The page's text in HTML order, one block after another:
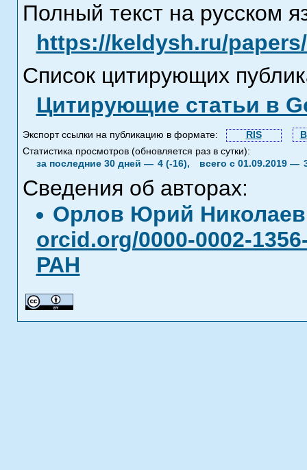
Полный текст на русском
https://keldysh.ru/
Список цитирующих
Цитирующие статьи в
Экспорт ссылки на публикацию в формате: RIS
Статистика просмотров (обновляется раз в сутки):
за последние 30 дней — 4 (-16), всего с 01.09.2019 —
Сведения об авторах:
Орлов Юрий
orcid.org/0000-0002-
РАН